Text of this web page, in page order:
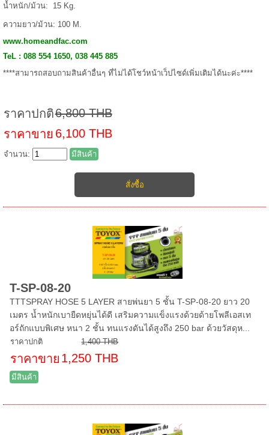
น้ำหนัก/ม้วน: 15 Kg.
ความยาว/ม้วน: 100 M.
www.homeandfac.com
TeL : 088 554 1650, 038 445 885
****สามารถสอบถามสินค้าอื่นๆ ที่ไม่ได้โชว์หน้าเว็ปไซด์เพิ่มเติมได้นะค่ะ****
ราคาปกติ6,800 THB
ราคาขาย 6,100 THB
จำนวน: มีสินค้า
T-SP-08-20
TTTSPRAY HOSE 5 LAYER สายพ่นยา 5 ชั้น T-SP-08-20 ยาว 20
เมตร น้ำหนักเบายืดหยุ่นได้ดี เสริมความแข็งแรงด้วยด้ายโพลีเอสเท
อร์ถักแบบพิเศษ หนา 2 ชั้น ทนแรงดันได้สูงถึง 250 bar ด้วยวัสดุห...
ราคาปกติ 1,400 THB
ราคาขาย 1,250 THB
มีสินค้า